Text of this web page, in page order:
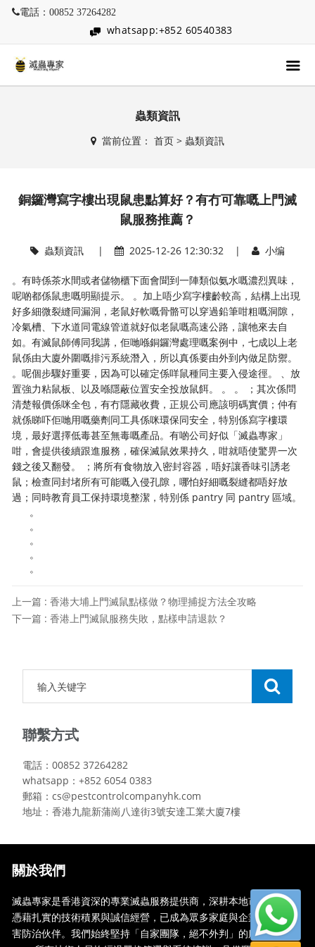
電話：00852 37264282
whatsapp:+852 60540383
蟲類資訊
當前位置： 首页> 蟲類資訊
銅鑼灣寫字樓出現鼠患點算好？有冇可靠嘅上門滅
鼠服務推薦？
蟲類資訊| 2025-12-26 12:30:32 | 小编
。有時係茶水間或者儲物櫃下面會聞到一陣類似氨水嘅濃烈異味，
呢啲都係鼠患嘅明顯提示。 。加上唔少寫字樓齡較高，結構上出現
好多細微裂縫同漏洞，老鼠好軟嘅骨骼可以穿過鉛筆咁粗嘅洞隙，
冷氣槽、下水道同電線管道就好似老鼠嘅高速公路，讓牠來去自
如。有滅鼠師傅同我講，佢哋喺銅鑼灣處理嘅案例中，七成以上老
鼠係由大廈外圍嘅排污系統潛入，所以真係要由外到內做足防禦。
。呢個步驟好重要，因為可以確定係咩鼠種同主要入侵途徑。 、放
置強力粘鼠板、以及喺隱蔽位置安全投放鼠餌。 。 。 ；其次係問
清楚報價係咪全包，有冇隱藏收費，正規公司應該明碼實價；仲有
就係睇吓佢哋用嘅藥劑同工具係咪環保同安全，特別係寫字樓環
境，最好選擇低毒甚至無毒嘅產品。有啲公司好似「滅蟲專家」
咁，會提供後續跟進服務，確保滅鼠效果持久，咁就唔使驚畀一次
錢之後又翻發。 ；將所有食物放入密封容器，唔好讓香味引誘老
鼠；檢查同封堵所有可能嘅入侵孔隙，哪怕好細嘅裂縫都唔好放
過；同時教育員工保持環境整潔，特別係 pantry 同 pantry 區域。
。
。
。
。
。
上一篇 : 香港大埔上門滅鼠點樣做？物理捕捉方法全攻略
下一篇 : 香港上門滅鼠服務失敗，點樣申請退款？
聯繫方式
電話：00852 37264282
whatsapp：+852 6054 0383
郵箱：cs@pestcontrolcompanyhk.com
地址：香港九龍新蒲崗八達街3號安達工業大廈7樓
關於我們
滅蟲專家是香港資深的專業滅蟲服務提供商，深耕本地市場多年，
憑藉扎實的技術積累與誠信經營，已成為眾多家庭與企業信賴的蟲
害防治伙伴。我們始終堅持「自家團隊，絕不外判」的服務承諾